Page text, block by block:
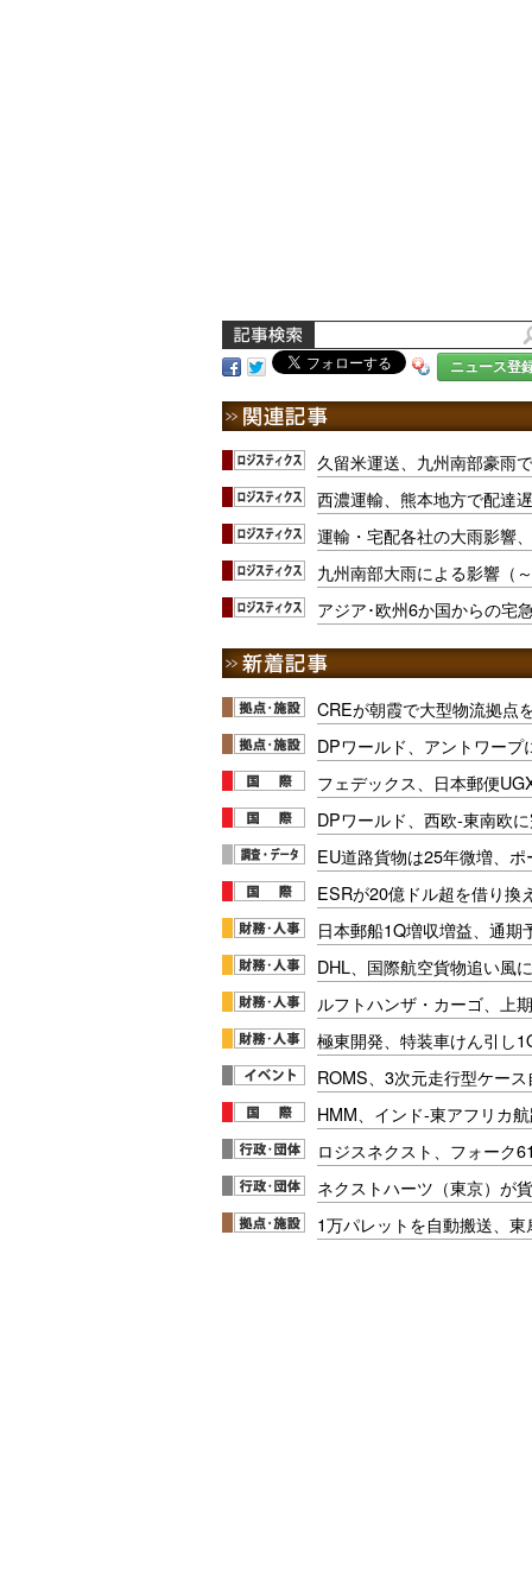
ニュース登
久留米運送、九州南部豪雨
西濃運輸、熊本地方で配達
運輸・宅配各社の大雨影響
九州南部大雨による影響（
アジア･欧州6か国からの宅
CREが朝霞で大型物流拠点
DPワールド、アントワープ
フェデックス、日本郵便
DPワールド、西欧-東南欧
EU道路貨物は25年微増、
ESRが20億ドル超を借り換
日本郵船1Q増収増益、通期
DHL、国際航空貨物追い風
ルフトハンザ・カーゴ、上
極東開発、特装車けん引し
ROMS、3次元走行型ケー
HMM、インド-東アフリカ
ロジスネクスト、フォーク
ネクストハーツ（東京）が
1万パレットを自動搬送、